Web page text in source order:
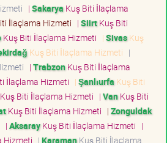
| Sakarya Kuş Biti İlaçlama
İlaçlama Hizmeti | SiirtKuş Biti
Kuş Biti İlaçlama Hizmeti | SivasKuş
Kuş Biti İlaçlama Hizmeti |
| TrabzonKuş Biti İlaçlama
İlaçlama Hizmeti | Şanlıurfa Kuş Biti
Biti İlaçlama Hizmeti | VanKuş Biti
Kuş Biti İlaçlama Hizmeti | Zonguldak
| AksarayKuş Biti İlaçlama Hizmeti |
Hizmeti | KaramanKuş Biti İlaçlama